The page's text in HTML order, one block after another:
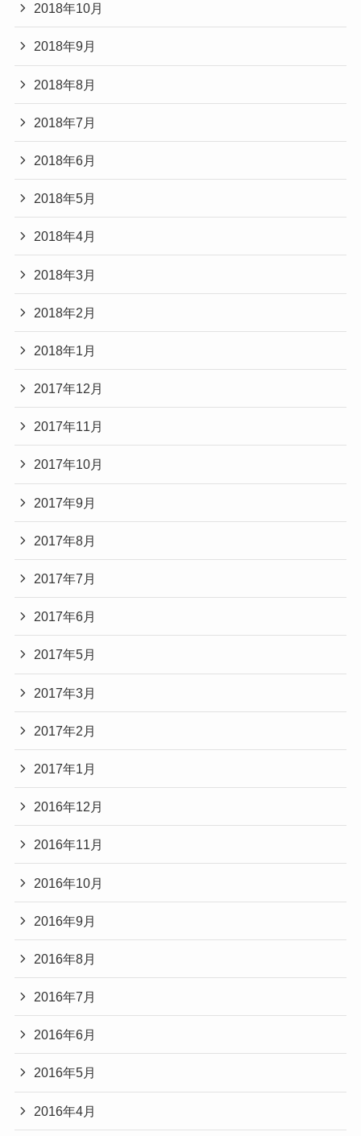
2018年10月
2018年9月
2018年8月
2018年7月
2018年6月
2018年5月
2018年4月
2018年3月
2018年2月
2018年1月
2017年12月
2017年11月
2017年10月
2017年9月
2017年8月
2017年7月
2017年6月
2017年5月
2017年3月
2017年2月
2017年1月
2016年12月
2016年11月
2016年10月
2016年9月
2016年8月
2016年7月
2016年6月
2016年5月
2016年4月